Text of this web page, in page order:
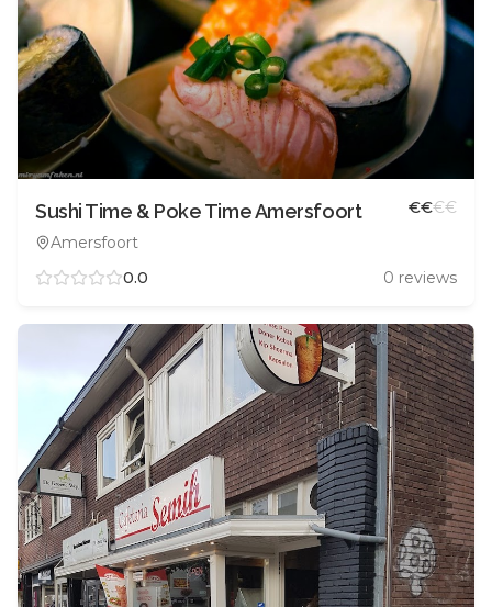
Sushi Time & Poke Time Amersfoort
Amersfoort
€€€€
0.0 0 reviews